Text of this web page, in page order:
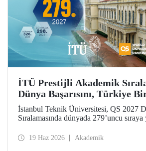
İTÜ Prestijli Akademik
Dünya Başarısını, Türkiye
Taçlandırdı
İstanbul Teknik Üniversitesi, QS 2027
Sıralamasında dünyada 279’uncu
sıralamaya giren 25 üniversite arasında
19 Haz 2026 Akademik